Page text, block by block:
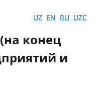
UZ EN RU UZC
конец
и